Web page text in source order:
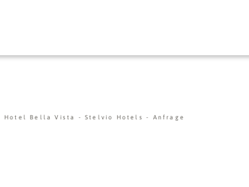
Hotel Bella Vista -Stelvio Hotels- Anfrage